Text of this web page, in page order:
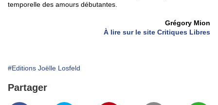
temporelle des amours débutantes.
Grégory Mion
À lire sur le site Critiques Libres
#Editions Joëlle Losfeld
Partager